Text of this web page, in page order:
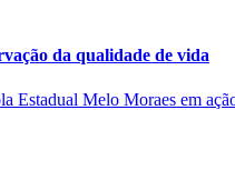
da qualidade de vida